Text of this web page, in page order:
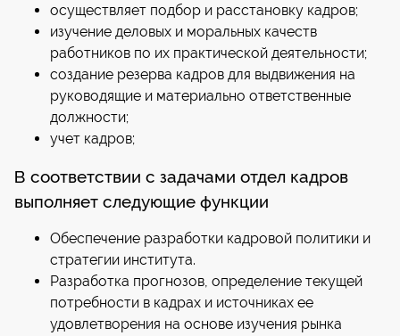
осуществляет подбор и расстановку кадров;
изучение деловых и моральных качеств
работников по их практической деятельности;
создание резерва кадров для выдвижения на
руководящие и материально ответственные
должности;
учет кадров;
В соответствии с задачами отдел кадров
выполняет следующие функции
Обеспечение разработки кадровой политики и
стратегии института.
Разработка прогнозов, определение текущей
потребности в кадрах и источниках ее
удовлетворения на основе изучения рынка